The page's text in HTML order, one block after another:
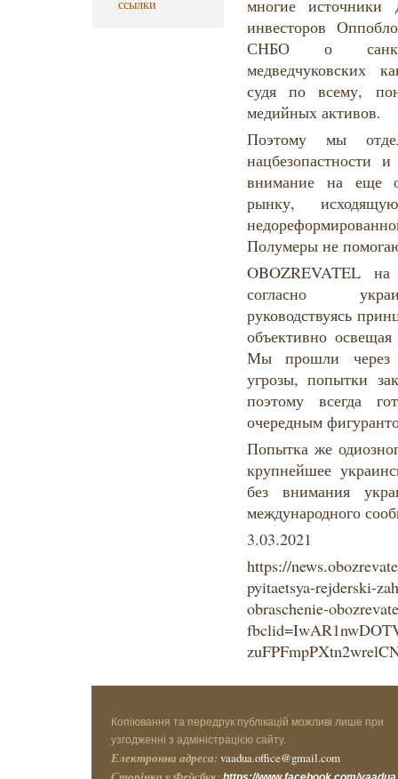
ссылки
многие
инвесторов
СНБО о
медведчуковских
судя по всему,
медийных активов.
Поэтому мы
нацбезопастности
внимание на еще
рынку,
Полумеры не
OBOZREVATEL
согласно
руководствуясь
объективно
Мы прошли через
угрозы, попытки
поэтому всегда
очередным
Попытка же
крупнейшее
без внимания
международного
3.03.2021
https://
pyitaetsya-rejderski-
obraschenie-
Копіювання та передрук публікацій можливі лише при
узгодженні з адміністрацією сайту.
Електронна адреса: vaadua.office@gmail.com